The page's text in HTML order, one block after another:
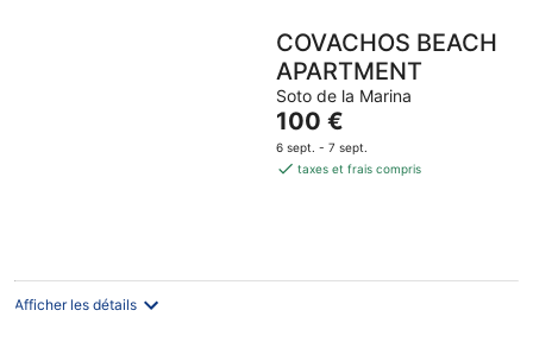
COVACHOS BEACH
APARTMENT
Soto de la Marina
Le
prix
est
100 €
6 sept. - 7 sept.
taxes et frais compris
Afficher les détails